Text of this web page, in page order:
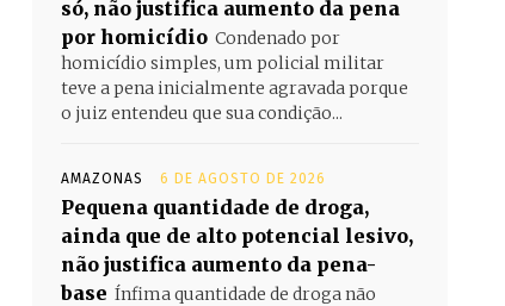
só, não justifica aumento da pena
por homicídio Condenado por
homicídio simples, um policial militar
teve a pena inicialmente agravada porque
o juiz entendeu que sua condição...
AMAZONAS 6 DE AGOSTO DE 2026
Pequena quantidade de droga,
ainda que de alto potencial lesivo,
não justifica aumento da pena-
base Ínfima quantidade de droga não